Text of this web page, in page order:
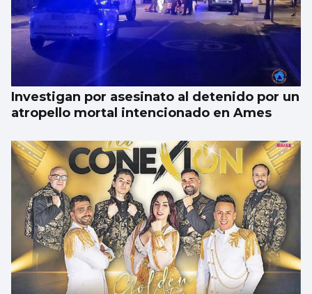
Investigan por asesinato al detenido por un
atropello mortal intencionado en Ames